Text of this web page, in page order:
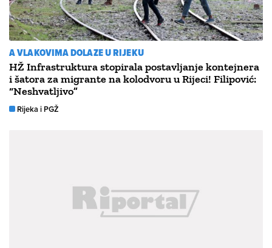
A VLAKOVIMA DOLAZE U RIJEKU
HŽ Infrastruktura stopirala postavljanje kontejnera
i šatora za migrante na kolodvoru u Rijeci! Filipović:
“Neshvatljivo”
Rijeka i PGŽ